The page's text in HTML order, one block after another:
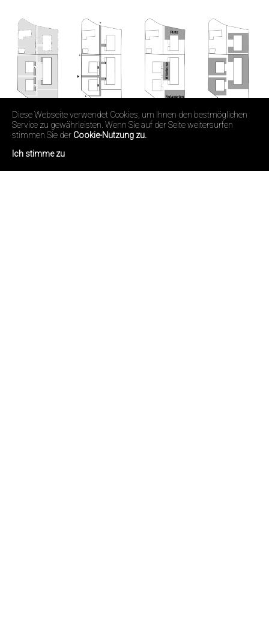
Diese Webseite verwendet Cookies, um Ihnen den bestmöglichen
Service zu gewährleisten. Wenn Sie auf der Seite weitersurfen
stimmen Sie der Cookie-Nutzung zu.
Ich stimme zu